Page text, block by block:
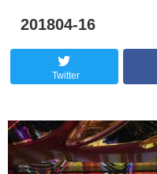
201804-16
Twitter